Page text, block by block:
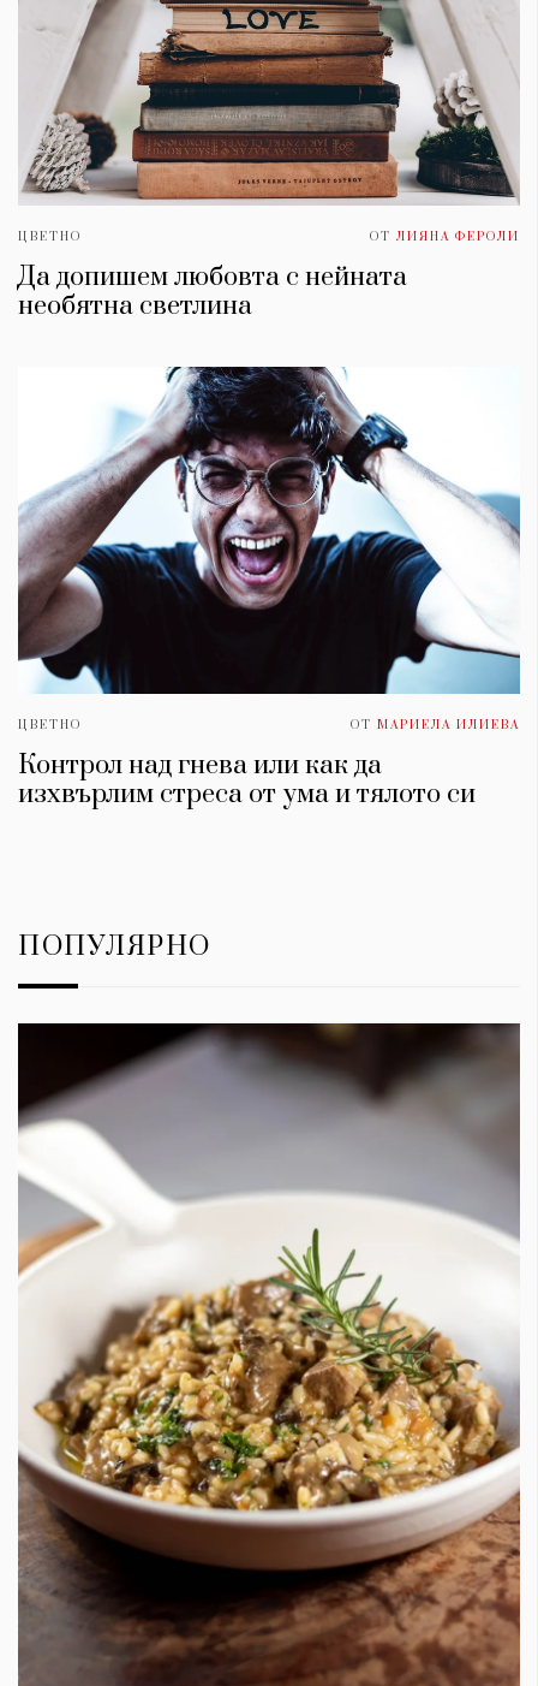
ЦВЕТНО ОТ ЛИЯНА ФЕРОЛИ
Да допишем любовта с нейната
необятна светлина
ЦВЕТНО ОТ МАРИЕЛА ИЛИЕВА
Контрол над гнева или как да
изхвърлим стреса от умa и тялото си
ПОПУЛЯРНО